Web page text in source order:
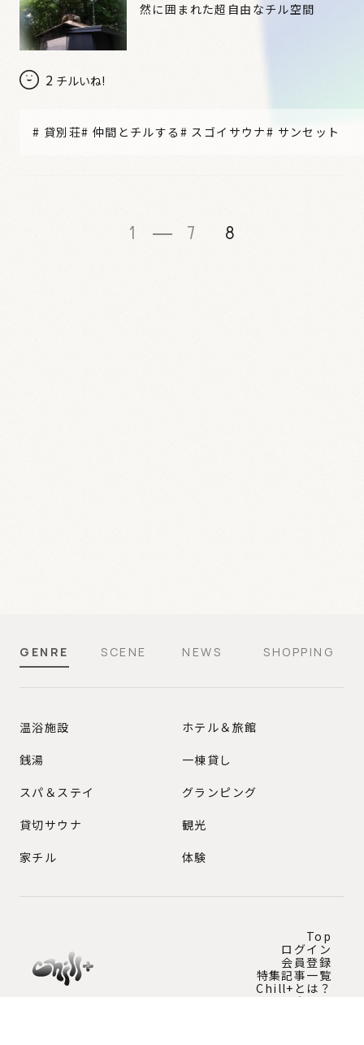
2 チルいね!
然に囲まれた超自由なチル空間
# 貸別荘# 仲間とチルする # スゴイサウナ# サンセット
1 7 8
GENRE SCENE NEWS SHOPPING
GENRE
温浴施設
銭湯
スパ＆ステイ
貸切サウナ
家チル
ホテル＆旅館
一棟貸し
グランピング
観光
体験
Top
ログイン
会員登録
特集記事一覧
Chill+とは？
問い合わせ